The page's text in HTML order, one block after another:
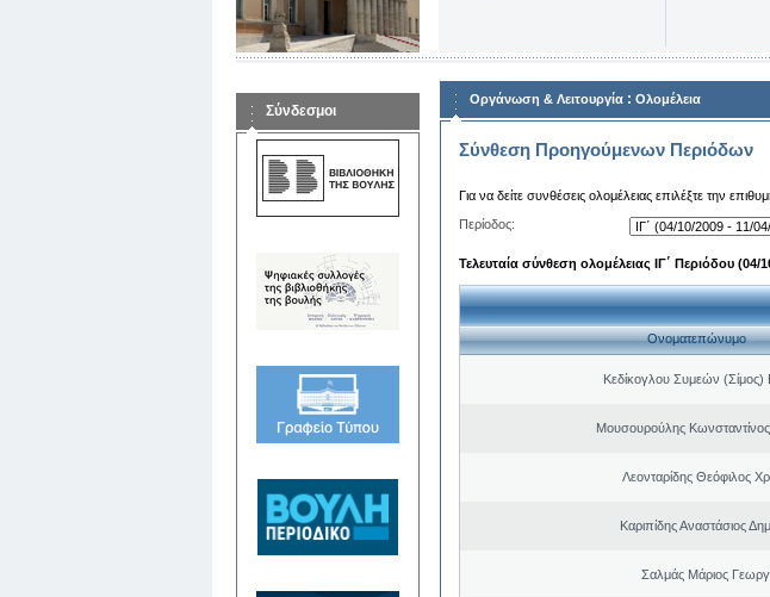
Σύνδεσμοι
Οργάνωση & Λειτουργία : Ολομέλεια
Σύνθεση Προηγούμενων Περιόδων
Για να δείτε συνθέσεις ολομέλειας επιλέξτε την
Περίοδος:
Τελευταία σύνθεση ολομέλειας ΙΓ΄ Περιόδου (04/
Ονοματεπώνυμο
Κεδίκογλου Συμεών (Σίμος)
Μουσουρούλης Κωνσταντίνος
Λεονταρίδης Θεόφιλος
Καριπίδης Αναστάσιος
Σαλμάς Μάριος